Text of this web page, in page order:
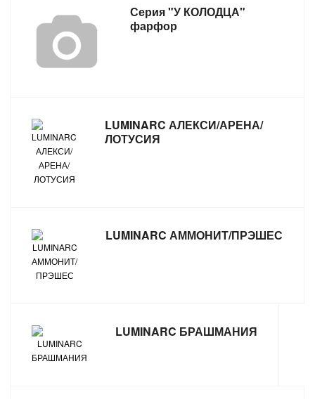
НАСОСНОЕ ОБОРУДОВАНИЕ
ПОСУДА
СВАРОЧНОЕ ОБОРУДОВАНИЕ И МАТЕРИАЛЫ
СКЛАДСКОЕ ОБОРУДОВАНИЕ
СТРЕМЯНКИ,ЛЕСТНИЦЫ
СТРОИТЕЛЬНЫЕ И ОТДЕЛОЧНЫЕ МАТЕРИАЛЫ
ТОВАРЫ ДЛЯ ДОМА
Серия "У КОЛОДЦА"
фарфор
LUMINARC АЛЕКСИ/АРЕНА/
ЛОТУСИЯ
LUMINARC АММОНИТ/ПРЭШЕС
LUMINARC БРАШМАНИЯ